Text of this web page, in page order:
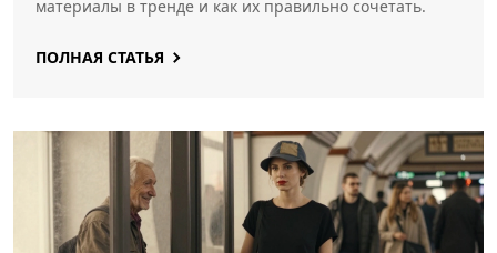
материалы в тренде и как их правильно сочетать.
ПОЛНАЯ СТАТЬЯ